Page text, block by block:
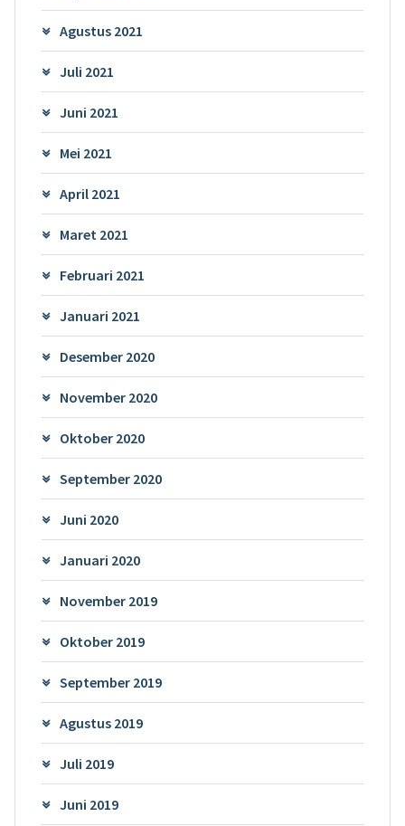
Agustus 2021
Juli 2021
Juni 2021
Mei 2021
April 2021
Maret 2021
Februari 2021
Januari 2021
Desember 2020
November 2020
Oktober 2020
September 2020
Juni 2020
Januari 2020
November 2019
Oktober 2019
September 2019
Agustus 2019
Juli 2019
Juni 2019